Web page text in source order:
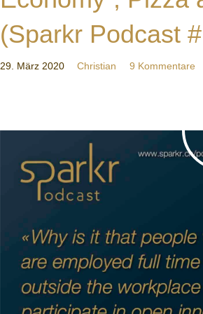
(Sparkr Podcast
29. März 2020 Christian 9 Kommentare